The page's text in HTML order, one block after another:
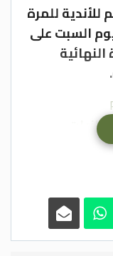
للمرة
السبت على
النهائية
Usafis
الكامل
حسم